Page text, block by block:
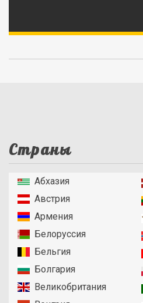
Страны
Абхазия
Австрия
Армения
Белоруссия
Бельгия
Болгария
Великобритания